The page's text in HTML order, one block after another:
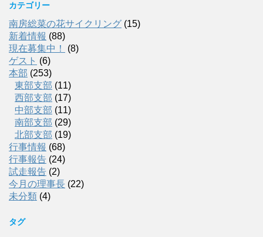
カテゴリー
南房総菜の花サイクリング (15)
新着情報 (88)
現在募集中！
(8)
ゲスト (6)
本部 (253)
東部支部 (11)
西部支部 (17)
中部支部 (11)
南部支部 (29)
北部支部 (19)
行事情報 (68)
行事報告 (24)
試走報告 (2)
今月の理事長 (22)
未分類 (4)
タグ